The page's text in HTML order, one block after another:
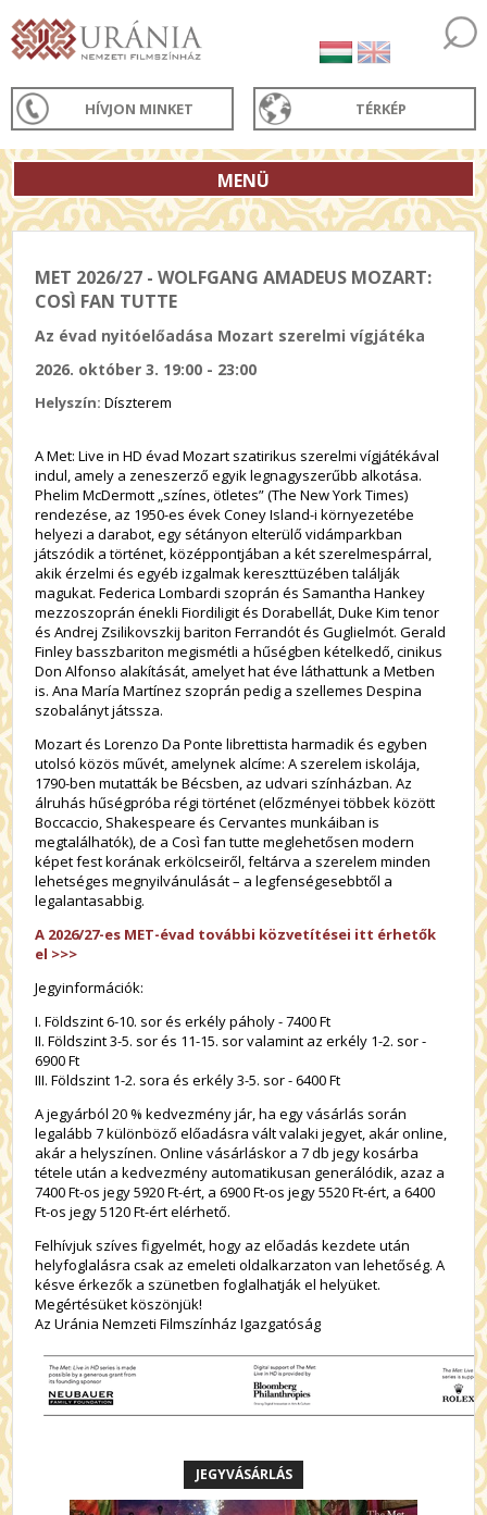
HÍVJON MINKET TÉRKÉP
MENÜ
MET 2026/27 - WOLFGANG AMADEUS MOZART:
COSÌ FAN TUTTE
Az évad nyitóelőadása Mozart szerelmi vígjátéka
2026. október 3. 19:00 - 23:00
Helyszín:Díszterem
A Met: Live in HD évad Mozart szatirikus szerelmi vígjátékával
indul, amely a zeneszerző egyik legnagyszerűbb alkotása.
Phelim McDermott „színes, ötletes” (The New York Times)
rendezése, az 1950-es évek Coney Island-i környezetébe
helyezi a darabot, egy sétányon elterülő vidámparkban
játszódik a történet, középpontjában a két szerelmespárral,
akik érzelmi és egyéb izgalmak kereszttüzében találják
magukat. Federica Lombardi szoprán és Samantha Hankey
mezzoszoprán énekli Fiordiligit és Dorabellát, Duke Kim tenor
és Andrej Zsilikovszkij bariton Ferrandót és Guglielmót. Gerald
Finley basszbariton megismétli a hűségben kételkedő, cinikus
Don Alfonso alakítását, amelyet hat éve láthattunk a Metben
is. Ana María Martínez szoprán pedig a szellemes Despina
szobalányt játssza.
Mozart és Lorenzo Da Ponte librettista harmadik és egyben
utolsó közös művét, amelynek alcíme: A szerelem iskolája,
1790-ben mutatták be Bécsben, az udvari színházban. Az
álruhás hűségpróba régi történet (előzményei többek között
Boccaccio, Shakespeare és Cervantes munkáiban is
megtalálhatók), de a Così fan tutte meglehetősen modern
képet fest korának erkölcseiről, feltárva a szerelem minden
lehetséges megnyilvánulását – a legfenségesebbtől a
legalantasabbig.
A 2026/27-es MET-évad további közvetítései itt érhetők
el >>>
Jegyinformációk:
I. Földszint 6-10. sor és erkély páholy - 7400 Ft
II. Földszint 3-5. sor és 11-15. sor valamint az erkély 1-2. sor -
6900 Ft
III. Földszint 1-2. sora és erkély 3-5. sor - 6400 Ft
A jegyárból 20 % kedvezmény jár, ha egy vásárlás során
legalább 7 különböző előadásra vált valaki jegyet, akár online,
akár a helyszínen. Online vásárláskor a 7 db jegy kosárba
tétele után a kedvezmény automatikusan generálódik, azaz a
7400 Ft-os jegy 5920 Ft-ért, a 6900 Ft-os jegy 5520 Ft-ért, a 6400
Ft-os jegy 5120 Ft-ért elérhető.
Felhívjuk szíves figyelmét, hogy az előadás kezdete után
helyfoglalásra csak az emeleti oldalkarzaton van lehetőség. A
késve érkezők a szünetben foglalhatják el helyüket.
Megértésüket köszönjük!
Az Uránia Nemzeti Filmszínház Igazgatóság
JEGYVÁSÁRLÁS